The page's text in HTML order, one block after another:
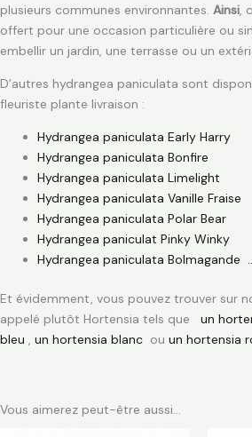
plusieurs communes environnantes. Ainsi,
offert pour une occasion particulière ou
embellir un jardin, une terrasse ou un
D’autres hydrangea paniculata sont
fleuriste plante livraison :
Hydrangea paniculata Early Harry
Hydrangea paniculata Bonfire
Hydrangea paniculata Limelight
Hydrangea paniculata Vanille Fraise
Hydrangea paniculata Polar Bear
Hydrangea paniculat Pinky Winky
Hydrangea paniculata Bolmagande ..
Et évidemment, vous pouvez trouver sur
appelé plutôt Hortensia tels que un
bleu , un hortensia blanc ou un hortensia
Vous aimerez peut-être aussi…